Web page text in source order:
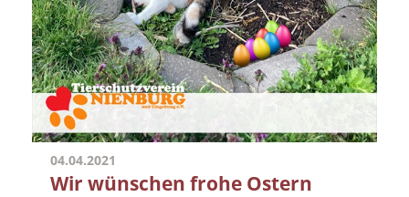
04.04.2021
Wir wünschen frohe Ostern